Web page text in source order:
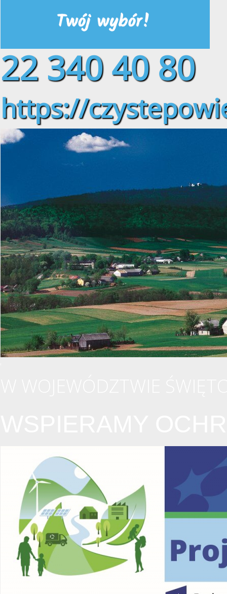
22 340 40 80
https://